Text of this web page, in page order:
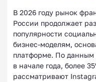
В 2026 году рынок
России продолжает
популярности
бизнес-моделям,
платформе. По данным
в начале года, более
рассматривают